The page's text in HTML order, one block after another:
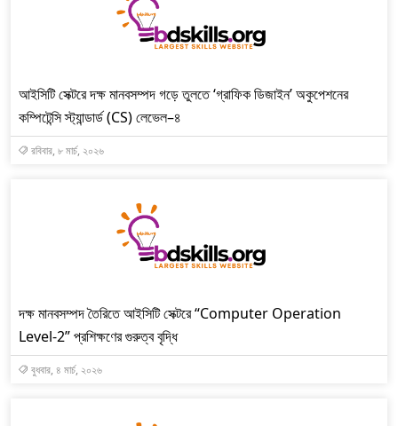
আইসিটি সেক্টরে দক্ষ মানবসম্পদ গড়ে তুলতে ‘গ্রাফিক ডিজাইন’ অকুপেশনের
কম্পিটেন্সি স্ট্যান্ডার্ড (CS) লেভেল–৪
রবিবার, ৮ মার্চ, ২০২৬
দক্ষ মানবসম্পদ তৈরিতে আইসিটি সেক্টরে “Computer Operation
Level-2” প্রশিক্ষণের গুরুত্ব বৃদ্ধি
বুধবার, ৪ মার্চ, ২০২৬